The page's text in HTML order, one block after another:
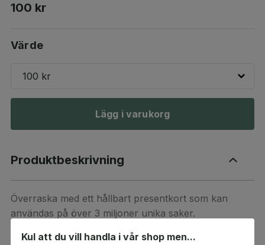
100 kr
Värde
100 kr
Lägg i varukorg
Produktbeskrivning
Överraska med ett hållbart presentkort som kan
användas på över 3 miljoner unika saker.
Med ett presentkort på Tradera har du möjlighet att
Kul att du vill handla i vår shop men...